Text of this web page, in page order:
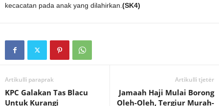
kecacatan pada anak yang dilahirkan. (SK4)
Artikulli paraprak
KPC Galakan Tas Blacu
Untuk Kurangi
Artikulli tjetër
Jamaah Haji Mulai Borong
Oleh-Oleh, Tergiur Murah-